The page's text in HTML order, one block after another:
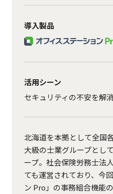
導入製品
活用シーン
セキュリティの不安を解
北海道を本拠として全国
大級の士業グループとし
ープ。社会保険労務士法
ても運営されており、今
ン Pro」の事務組合機能